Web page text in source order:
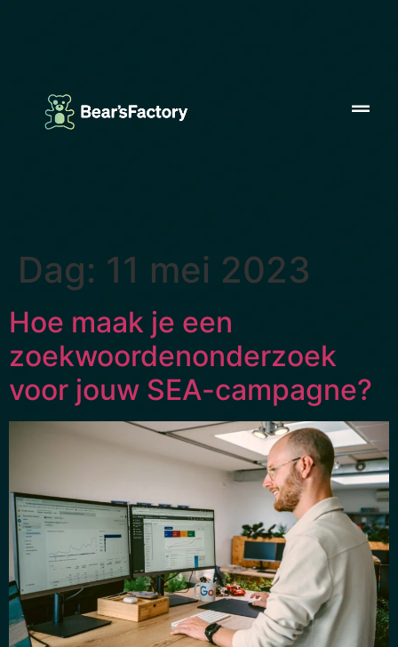
Dag: 11 mei 2023
Hoe maak je een
zoekwoordenonderzoek
voor jouw SEA-campagne?